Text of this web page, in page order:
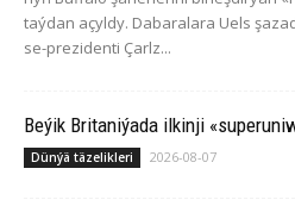
taý­dan açyl­dy. Da­ba­ra­la­ra Uels
se-pre­zi­den­ti Çarlz...
Beýik Britaniýada ilkinji
Dünýä täzelikleri 2026-08-07